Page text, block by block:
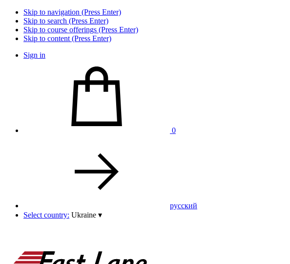
Skip to navigation (Press Enter)
Skip to search (Press Enter)
Skip to course offerings (Press Enter)
Skip to content (Press Enter)
Sign in
0
pусский
Select country: Ukraine ▾